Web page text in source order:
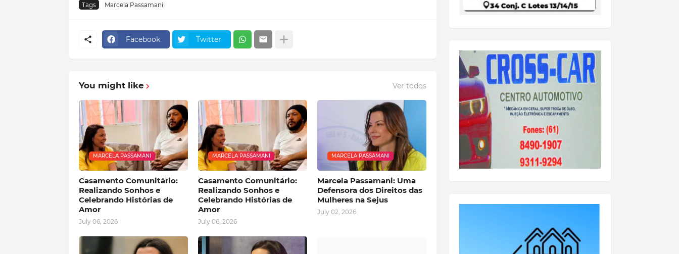
Tags Marcela Passamani
Facebook Twitter
You might like Ver todos
MARCELA PASSAMANI
Casamento Comunitário:
Realizando Sonhos e
Celebrando Histórias de
Amor
July 06, 2026
MARCELA PASSAMANI
Casamento Comunitário:
Realizando Sonhos e
Celebrando Histórias de
Amor
July 06, 2026
MARCELA PASSAMANI
Marcela Passamani: Uma
Defensora dos Direitos das
Mulheres na Sejus
July 02, 2026